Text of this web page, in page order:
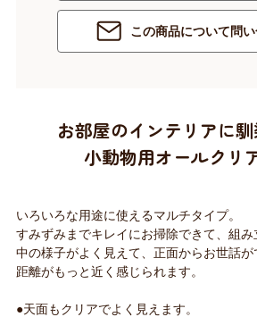
この商品について問
お部屋のインテリアに
小動物用オールクリ
いろいろな用途に使えるマルチタイプ。
すみずみまでキレイにお掃除できて、組み
中の様子がよく見えて、正面からお世話
距離がもっと近く感じられます。
●天面もクリアでよく見えます。